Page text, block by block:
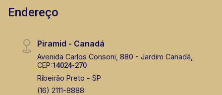
Endereço
Piramid - Canadá
Avenida Carlos Consoni, 880 - Jardim Canadá,
CEP:14024-270
Ribeirão Preto - SP
(16) 2111-8888